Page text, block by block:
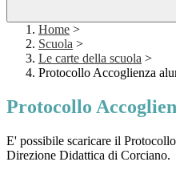
Home >
Scuola >
Le carte della scuola >
Protocollo Accoglienza
Protocollo
E' possibile scaricare il
Direzione Didattica di Corciano.